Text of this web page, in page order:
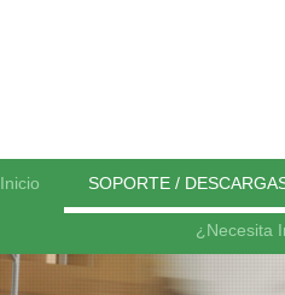
Inicio SOPORTE /
¿Necesita